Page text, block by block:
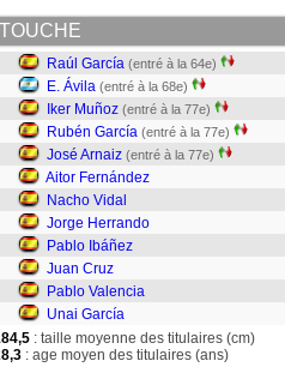
Raúl García (entré à la 64e)
E. Ávila (entré à la 68e)
Iker Muñoz (entré à la 77e)
Rubén García (entré à la 77e)
José Arnaiz (entré à la 77e)
Aitor Fernández
Nacho Vidal
Jorge Herrando
Pablo Ibáñez
Juan Cruz
Pablo Valencia
Unai García
: taille moyenne des titulaires (cm)
: age moyen des titulaires (ans)